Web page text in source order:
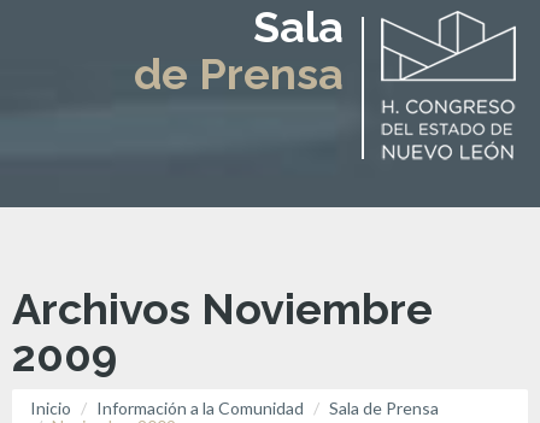
Sala
de Prensa
Archivos Noviembre
2009
Inicio Información a la Comunidad
Sala de Prensa